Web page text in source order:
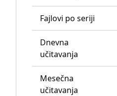
Fajlovi po seriji
Dnevna
učitavanja
Mesečna
učitavanja